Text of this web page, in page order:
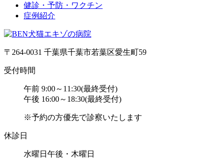
健診・予防・ワクチン
症例紹介
〒264-0031 千葉県千葉市若葉区愛生町59
受付時間
午前 9:00～11:30(最終受付)
午後 16:00～18:30(最終受付)
※予約の方優先で診察いたします
休診日
水曜日午後・木曜日